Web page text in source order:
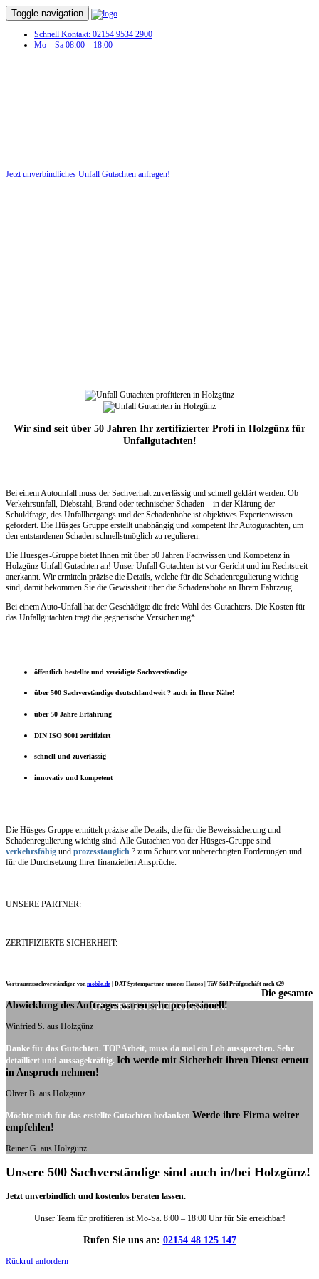
Toggle navigation
Schnell Kontakt: 02154 9534 2900
Mo – Sa 08:00 – 18:00
Jetzt unverbindliches Unfall Gutachten anfragen!
Wir sind seit über 50 Jahren Ihr zertifizierter Profi in Holzgünz für
Unfallgutachten!
Bei einem Autounfall muss der Sachverhalt zuverlässig und schnell geklärt werden. Ob
Verkehrsunfall, Diebstahl, Brand oder technischer Schaden – in der Klärung der
Schuldfrage, des Unfallhergangs und der Schadenhöhe ist objektives Expertenwissen
gefordert. Die Hüsges Gruppe erstellt unabhängig und kompetent Ihr Autogutachten, um
den entstandenen Schaden schnellstmöglich zu regulieren.
Die Huesges-Gruppe bietet Ihnen mit über 50 Jahren Fachwissen und Kompetenz in
Holzgünz Unfall Gutachten an! Unser Unfall Gutachten ist vor Gericht und im Rechtstreit
anerkannt. Wir ermitteln präzise die Details, welche für die Schadenregulierung wichtig
sind, damit bekommen Sie die Gewissheit über die Schadenshöhe an Ihrem Fahrzeug.
Bei einem Auto-Unfall hat der Geschädigte die freie Wahl des Gutachters. Die Kosten für
das Unfallgutachten trägt die gegnerische Versicherung*.
öffentlich bestellte und vereidigte Sachverständige
über 500 Sachverständige deutschlandweit ? auch in Ihrer Nähe!
über 50 Jahre Erfahrung
DIN ISO 9001 zertifiziert
schnell und zuverlässig
innovativ und kompetent
Die Hüsges Gruppe ermittelt präzise alle Details, die für die Beweissicherung und
Schadenregulierung wichtig sind. Alle Gutachten von der Hüsges-Gruppe sind
verkehrsfähig und prozesstauglich ? zum Schutz vor unberechtigten Forderungen und
für die Durchsetzung Ihrer finanziellen Ansprüche.
UNSERE PARTNER:
ZERTIFIZIERTE SICHERHEIT:
Vertrauenssachverständiger vonmobile.de DAT Systempartner unseres Hauses | TüV Süd Prüfgeschäft nach §29
UNSERE KUNDENSTIMMEN:
Die gesamte
Abwicklung des Auftrages waren sehr professionell!
Winfried S. aus Holzgünz
Danke für das Gutachten. TOP Arbeit, muss da mal ein Lob aussprechen. Sehr
detailliert und aussagekräftig. Ich werde mit Sicherheit ihren Dienst erneut
in Anspruch nehmen!
Oliver B. aus Holzgünz
Möchte mich für das erstellte Gutachten bedanken Werde ihre Firma weiter
empfehlen!
Reiner G. aus Holzgünz
Unsere 500 Sachverständige sind auch in/bei Holzgünz!
Jetzt unverbindlich und kostenlos beraten lassen.
Unser Team für profitieren ist Mo-Sa. 8:00 – 18:00 Uhr für Sie erreichbar!
Rufen Sie uns an: 02154 48 125 147
Rückruf anfordern